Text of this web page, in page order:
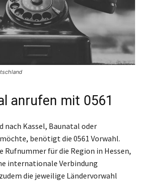
anrufen mit 0561
nach Kassel, Baunatal oder
benötigt die 0561 Vorwahl.
Rufnummer für die Region in Hessen,
internationale Verbindung
die jeweilige Ländervorwahl